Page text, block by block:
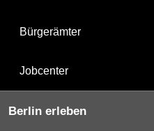
Bürgerämter
Jobcenter
Berlin erleben